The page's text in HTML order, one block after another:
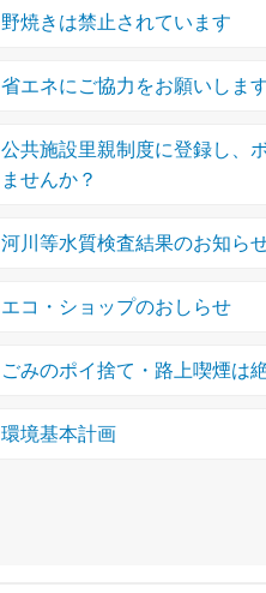
野焼きは禁止されています
省エネにご協力をお願いしま
公共施設里親制度に登録し、
ませんか？
河川等水質検査結果のお知ら
エコ・ショップのおしらせ
ごみのポイ捨て・路上喫煙は
環境基本計画